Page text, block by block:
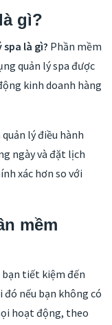
gì?
spa là gì? Phần mềm
quản lý spa được
kinh doanh hàng
lý điều hành
ngày và đặt lịch
xác hơn so với
mềm
tiết kiệm đến
nếu bạn không có
hoạt động, theo